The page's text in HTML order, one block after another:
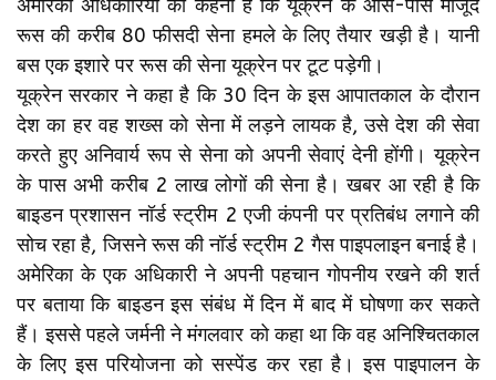
अमेरिकी अधिकारियों का कहना है कि यूक्रेन के आस-पास मौजूद
रूस की करीब 80 फीसदी सेना हमले के लिए तैयार खड़ी है। यानी
बस एक इशारे पर रूस की सेना यूक्रेन पर टूट पड़ेगी।
यूक्रेन सरकार ने कहा है कि 30 दिन के इस आपातकाल के दौरान
देश का हर वह शख्स को सेना में लड़ने लायक है, उसे देश की सेवा
करते हुए अनिवार्य रूप से सेना को अपनी सेवाएं देनी होंगी। यूक्रेन
के पास अभी करीब 2 लाख लोगों की सेना है। खबर आ रही है कि
बाइडन प्रशासन नॉर्ड स्ट्रीम 2 एजी कंपनी पर प्रतिबंध लगाने की
सोच रहा है, जिसने रूस की नॉर्ड स्ट्रीम 2 गैस पाइपलाइन बनाई है।
अमेरिका के एक अधिकारी ने अपनी पहचान गोपनीय रखने की शर्त
पर बताया कि बाइडन इस संबंध में दिन में बाद में घोषणा कर सकते
हैं। इससे पहले जर्मनी ने मंगलवार को कहा था कि वह अनिश्चितकाल
के लिए इस परियोजना को सस्पेंड कर रहा है। इस पाइपालन के